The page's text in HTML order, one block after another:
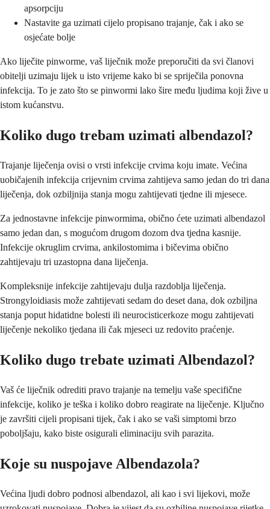
apsorpciju
Nastavite ga uzimati cijelo propisano trajanje, čak i ako se
osjećate bolje
Ako liječite pinworme, vaš liječnik može preporučiti da svi članovi
obitelji uzimaju lijek u isto vrijeme kako bi se spriječila ponovna
infekcija. To je zato što se pinwormi lako šire među ljudima koji žive u
istom kućanstvu.
Koliko dugo trebam uzimati albendazol?
Trajanje liječenja ovisi o vrsti infekcije crvima koju imate. Većina
uobičajenih infekcija crijevnim crvima zahtijeva samo jedan do tri dana
liječenja, dok ozbiljnija stanja mogu zahtijevati tjedne ili mjesece.
Za jednostavne infekcije pinwormima, obično ćete uzimati albendazol
samo jedan dan, s mogućom drugom dozom dva tjedna kasnije.
Infekcije okruglim crvima, ankilostomima i bičevima obično
zahtijevaju tri uzastopna dana liječenja.
Kompleksnije infekcije zahtijevaju dulja razdoblja liječenja.
Strongyloidiasis može zahtijevati sedam do deset dana, dok ozbiljna
stanja poput hidatidne bolesti ili neurocisticerkoze mogu zahtijevati
liječenje nekoliko tjedana ili čak mjeseci uz redovito praćenje.
Koliko dugo trebate uzimati Albendazol?
Vaš će liječnik odrediti pravo trajanje na temelju vaše specifične
infekcije, koliko je teška i koliko dobro reagirate na liječenje. Ključno
je završiti cijeli propisani tijek, čak i ako se vaši simptomi brzo
poboljšaju, kako biste osigurali eliminaciju svih parazita.
Koje su nuspojave Albendazola?
Većina ljudi dobro podnosi albendazol, ali kao i svi lijekovi, može